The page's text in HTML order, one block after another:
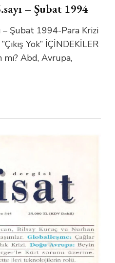
– Şubat 1994
– Şubat 1994-Para Krizi
Yok” İÇİNDEKİLER
mı? Abd, Avrupa,